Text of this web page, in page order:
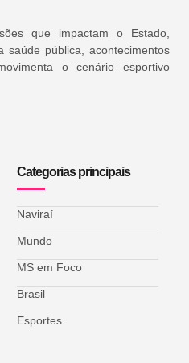
que impactam o Estado,
saúde pública, acontecimentos
o cenário esportivo
Categorias principais
Naviraí
Mundo
MS em Foco
Brasil
Esportes